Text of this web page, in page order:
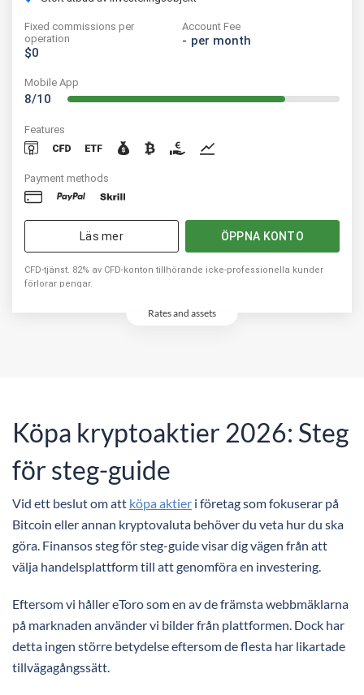
Fixed commissions per
operation
$0
Account Fee
- per month
Mobile App
8/10
Features
Payment methods
Läs mer ÖPPNA KONTO
CFD-tjänst. 82% av CFD-konton tillhörande icke-professionella kunder
förlorar pengar.
Rates and assets
Köpa kryptoaktier 2026: Steg
för steg-guide
Vid ett beslut om att köpa aktier i företag som fokuserar på
Bitcoin eller annan kryptovaluta behöver du veta hur du ska
göra. Finansos steg för steg-guide visar dig vägen från att
välja handelsplattform till att genomföra en investering.
Eftersom vi håller eToro som en av de främsta webbmäklarna
på marknaden använder vi bilder från plattformen. Dock har
detta ingen större betydelse eftersom de flesta har likartade
tillvägagångssätt.